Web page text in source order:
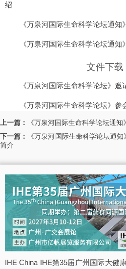
绍
《万泉河国际生命科学论坛通
《万泉河国际生命科学论坛通
文件下载
《万泉河国际生命科学论坛》邀
《万泉河国际生命科学论坛》参
上一篇：
《万泉河国际生命科学论坛通
下一篇：
《万泉河国际生命科学论坛通
简介
IHE China IHE第35届广州国际大健